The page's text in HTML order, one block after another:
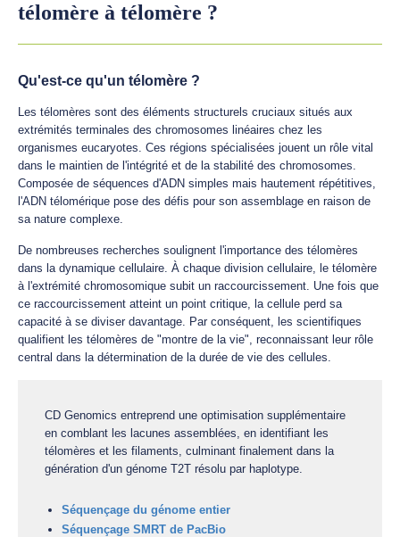
télomère à télomère ?
Qu'est-ce qu'un télomère ?
Les télomères sont des éléments structurels cruciaux situés aux
extrémités terminales des chromosomes linéaires chez les
organismes eucaryotes. Ces régions spécialisées jouent un rôle vital
dans le maintien de l'intégrité et de la stabilité des chromosomes.
Composée de séquences d'ADN simples mais hautement répétitives,
l'ADN télomérique pose des défis pour son assemblage en raison de
sa nature complexe.
De nombreuses recherches soulignent l'importance des télomères
dans la dynamique cellulaire. À chaque division cellulaire, le télomère
à l'extrémité chromosomique subit un raccourcissement. Une fois que
ce raccourcissement atteint un point critique, la cellule perd sa
capacité à se diviser davantage. Par conséquent, les scientifiques
qualifient les télomères de "montre de la vie", reconnaissant leur rôle
central dans la détermination de la durée de vie des cellules.
CD Genomics entreprend une optimisation supplémentaire
en comblant les lacunes assemblées, en identifiant les
télomères et les filaments, culminant finalement dans la
génération d'un génome T2T résolu par haplotype.
Séquençage du génome entier
Séquençage SMRT de PacBio